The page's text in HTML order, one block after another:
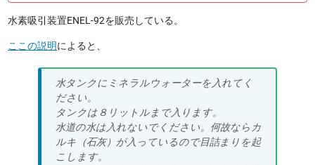
水素吸引装置ENEL-92を販売している。
ここの説明によると、
水タンクにミネラルウォーターを入れてく
ださい。
タンクは８リットルまで入ります。
水道の水は入れないでください。何故ならカ
ルキ（石灰）が入っているので目詰まりを起
こします。